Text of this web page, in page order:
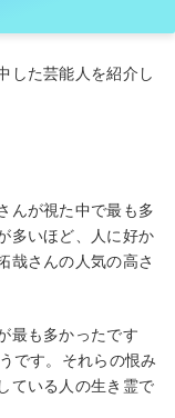
した芸能人を紹介し
んが視た中で最も多
多いほど、人に好か
哉さんの人気の高さ
最も多かったです
です。それらの恨み
ている人の生き霊で